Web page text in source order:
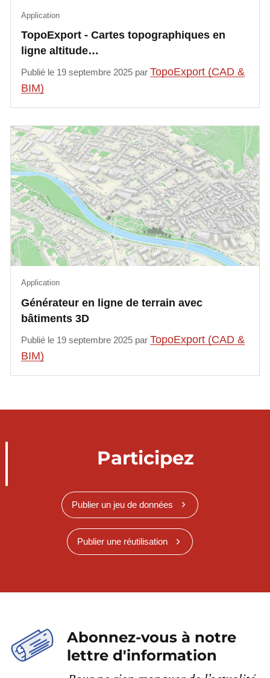
TopoExport - Cartes topographiques en
ligne altitude…
Application
Publié le 19 septembre 2025 parTopoExport (CAD &
BIM)
Générateur en ligne de terrain avec
bâtiments 3D
Application
Publié le 19 septembre 2025 parTopoExport (CAD &
BIM)
Participez
Publier un jeu de données
Publier une réutilisation
Abonnez-vous à notre
lettre d'information